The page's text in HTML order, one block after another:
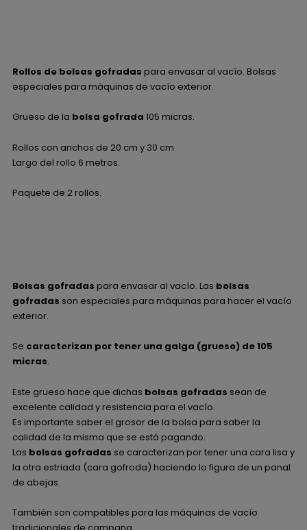
Rollos de bolsas gofradas para envasar al vacío. Bolsas
especiales para máquinas de vacío exterior.
Grueso de la bolsa gofrada 105 micras.
Rollos con anchos de 20 cm y 30 cm
Largo del rollo 6 metros.
Paquete de 2 rollos.
Bolsas gofradas para envasar al vacío. Las bolsas
gofradas son especiales para máquinas para hacer el vacío
exterior.
Se caracterizan por tener una galga (grueso) de 105
micras.
Este grueso hace que dichas bolsas gofradas sean de
excelente calidad y resistencia para el vacío.
Es importante saber el grosor de la bolsa para saber la
calidad de la misma que se está pagando.
Las bolsas gofradas se caracterizan por tener una cara lisa y
la otra estriada (cara gofrada) haciendo la figura de un panal
de abejas.
También son compatibles para las máquinas de vacío